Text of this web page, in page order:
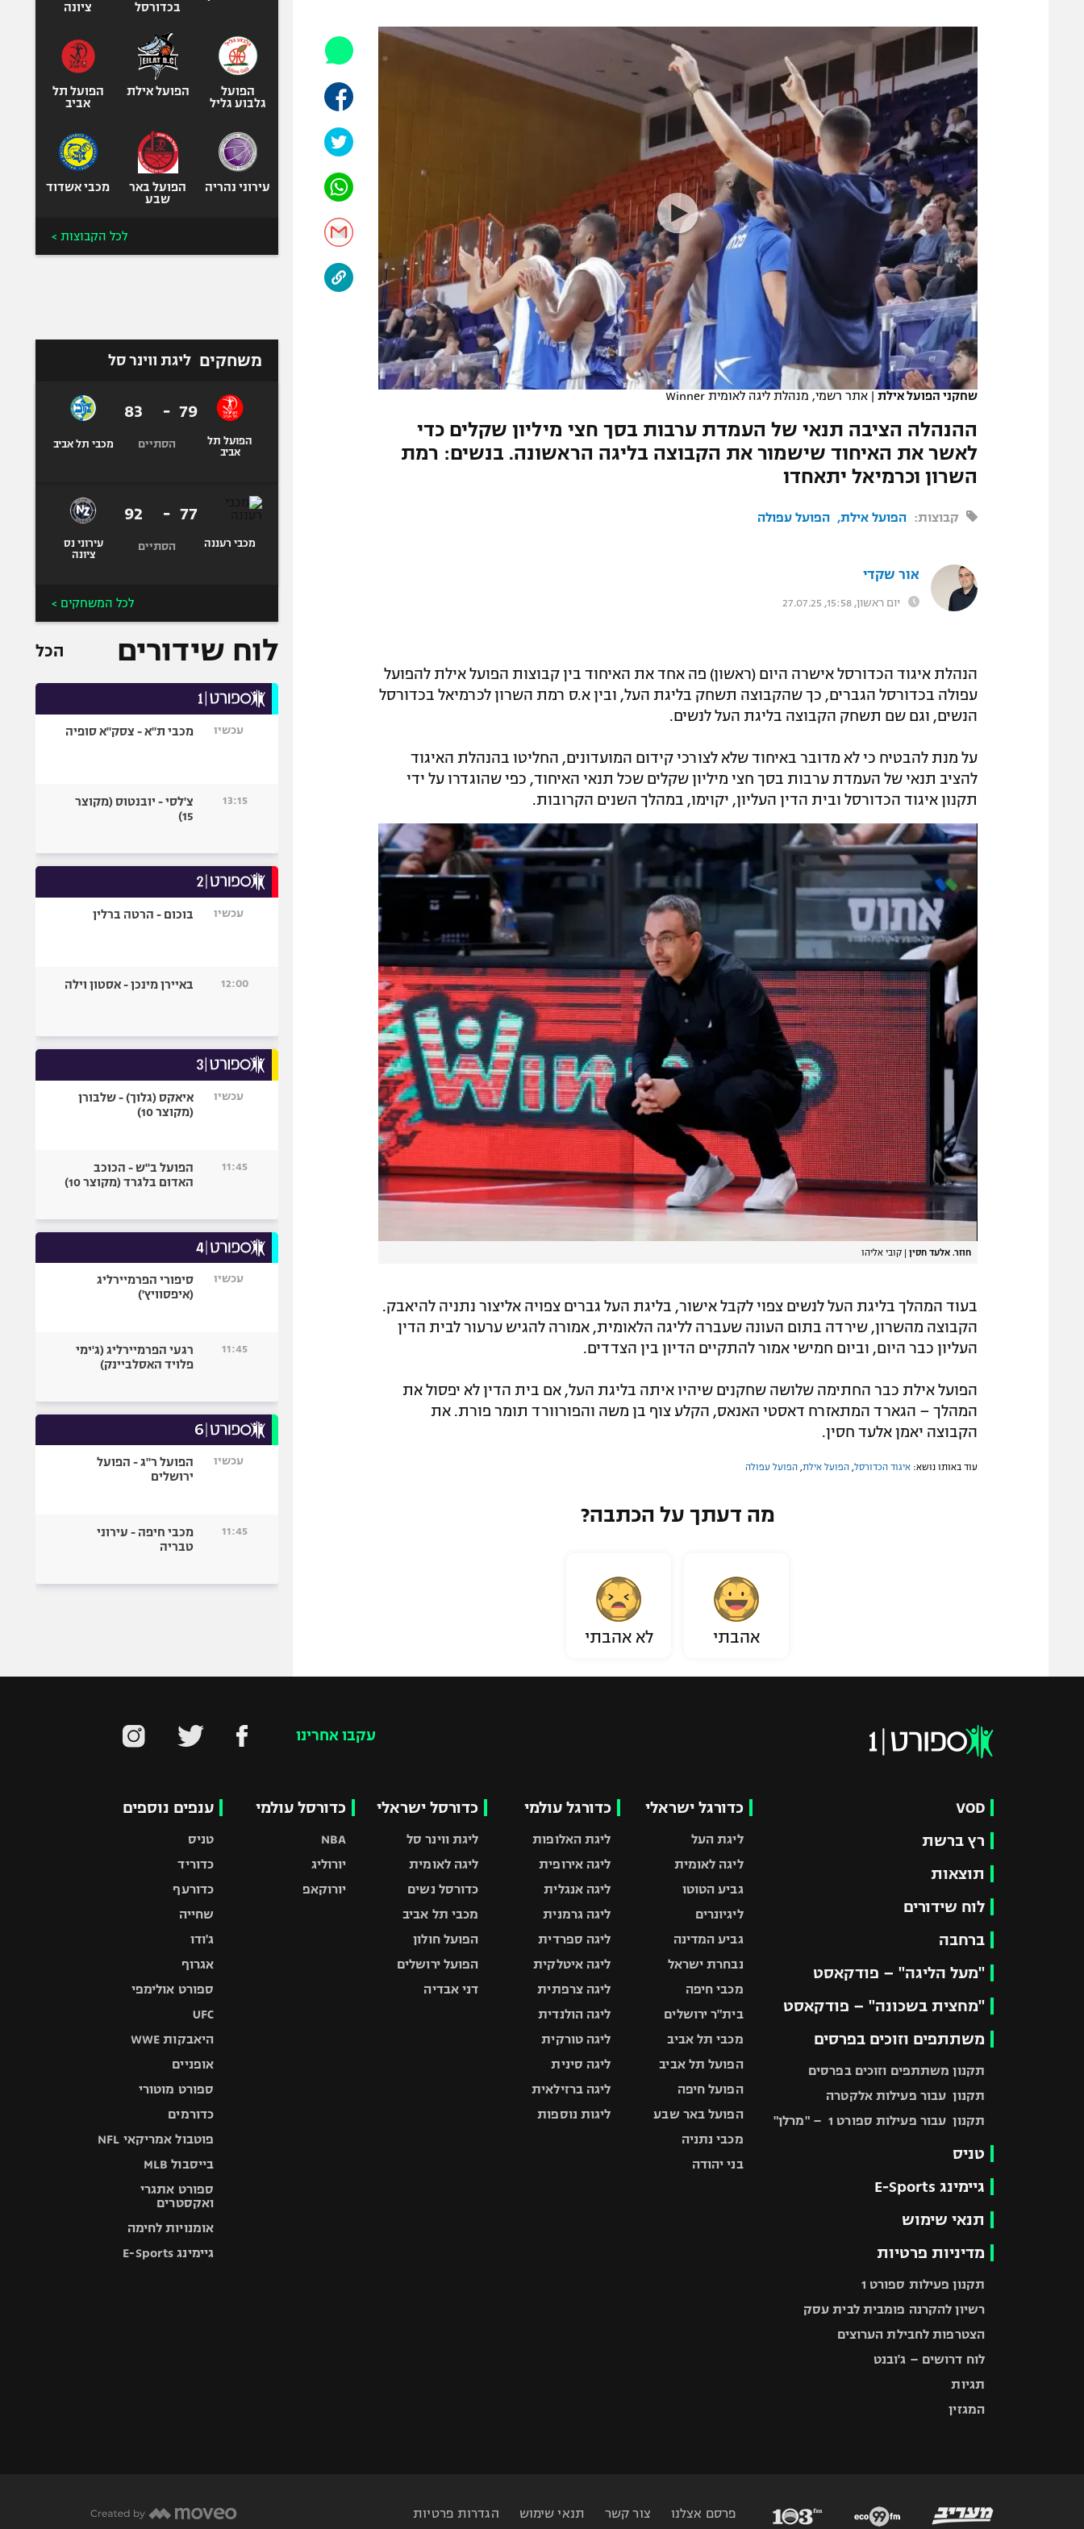
תקנון משתתפים וזוכים בפרסים
תקנון עבור פעילות אלקטרה
תקנון עבור פעילות ספורט 1 – "מרלן"
גיימינג E-Sports
תנאי שימוש
מדיניות פרטיות
תקנון פעילות ספורט 1
רשיון להקרנה פומבית לבית עסק
הצטרפות לחבילת הערוצים
לוח דרושים – ג'ובנט
תגיות
המגזין
הפועל תל אביב
הפועל חיפה
הפועל באר שבע
מכבי נתניה
בני יהודה
ליגה סינית
ליגות נוספות
ספורט מוטורי
כדורמים
ספורט אתגרי
ואקסטרים
אומנויות לחימה
שחקני הפועל אילת | אתר רשמי, מנהלת ליגה לאומית Winner
ההנהלה הציבה תנאי של העמדת ערבות בסך חצי מיליון שקלים כדי
לאשר את האיחוד שישמור את הקבוצה בליגה הראשונה. בנשים: רמת
השרון וכרמיאל יתאחדו
קבוצות: הפועל אילת הפועל עפולה
אור שקדי
יום ראשון, 15:58, 27.07.25
הנהלת איגוד הכדורסל אישרה היום (ראשון) פה אחד את האיחוד בין קבוצות הפועל אילת להפועל
עפולה בכדורסל הגברים, כך שהקבוצה תשחק בליגת העל, ובין א.ס רמת השרון לכרמיאל בכדורסל
הנשים, וגם שם תשחק הקבוצה בליגת העל לנשים.
על מנת להבטיח כי לא מדובר באיחוד שלא לצורכי קידום המועדונים, החליטו בהנהלת האיגוד
להציב תנאי של העמדת ערבות בסך חצי מיליון שקלים שכל תנאי האיחוד, כפי שהוגדרו על ידי
תקנון איגוד הכדורסל ובית הדין העליון, יקוימו, במהלך השנים הקרובות.
חוזר. אלעד חסין | קובי אליהו
בעוד המהלך בליגת העל לנשים צפוי לקבל אישור, בליגת העל גברים צפויה אליצור נתניה להיאבק.
הקבוצה מהשרון, שירדה בתום העונה שעברה לליגה הלאומית, אמורה להגיש ערעור לבית הדין
העליון כבר היום, וביום חמישי אמור להתקיים הדיון בין הצדדים.
הפועל אילת כבר החתימה שלושה שחקנים שיהיו איתה בליגת העל, אם בית הדין לא יפסול את
המהלך – הגארד המתאזרח דאסטי האנאס, הקלע צוף בן משה והפורוורד תומר פורת. את
הקבוצה יאמן אלעד חסין.
עוד באותו נושא: איגוד הכדורסל הפועל אילת הפועל עפולה
מה דעתך על הכתבה?
אהבתי לא אהבתי
בכדורסל
ציונה
הפועל
גלבוע גליל
הפועל אילת
הפועל תל
אביב
עירוני נהריה
הפועל באר
שבע
מכבי אשדוד
לכל הקבוצות >
משחקים ליגת ווינר סל
הפועל תל
אביב
79
-
83
הסתיים מכבי תל אביב
מכבי רעננה
77
-
92
הסתיים
עירוני נס
ציונה
לכל המשחקים >
לוח שידורים הכל
עכשיו מכבי ת"א - צסק"א סופיה
13:15
צ'לסי - יובנטוס (מקוצר
15)
עכשיו בוכום - הרטה ברלין
12:00 באיירן מינכן - אסטון וילה
עכשיו
איאקס (גלוך) - שלבורן
(מקוצר 10)
11:45
הפועל ב"ש - הכוכב
האדום בלגרד (מקוצר 10)
עכשיו
סיפורי הפרמיירליג
(איפסוויץ')
11:45
רגעי הפרמיירליג (ג'ימי
פלויד האסלביינק)
עכשיו
הפועל ר"ג - הפועל
ירושלים
11:45
מכבי חיפה - עירוני
טבריה
עקבו אחרינו
VOD
רץ ברשת
תוצאות
לוח שידורים
ברחבה
"מעל הליגה" – פודקאסט
"מחצית בשכונה" – פודקאסט
משתתפים וזוכים בפרסים
תקנון משתתפים וזוכים בפרסים
תקנון עבור פעילות אלקטרה
תקנון עבור פעילות ספורט 1 – "מרלן"
טניס
גיימינג E-Sports
תנאי שימוש
מדיניות פרטיות
תקנון פעילות ספורט 1
רשיון להקרנה פומבית לבית עסק
הצטרפות לחבילת הערוצים
לוח דרושים – ג'ובנט
תגיות
המגזין
כדורגל ישראלי
ליגת העל
ליגה לאומית
גביע הטוטו
ליגיונרים
גביע המדינה
נבחרת ישראל
מכבי חיפה
בית"ר ירושלים
מכבי תל אביב
הפועל תל אביב
הפועל חיפה
הפועל באר שבע
מכבי נתניה
בני יהודה
כדורגל עולמי
ליגת האלופות
ליגה אירופית
ליגה אנגלית
ליגה גרמנית
ליגה ספרדית
ליגה איטלקית
ליגה צרפתית
ליגה הולנדית
ליגה טורקית
ליגה סינית
ליגה ברזילאית
ליגות נוספות
כדורסל ישראלי
ליגת ווינר סל
ליגה לאומית
כדורסל נשים
מכבי תל אביב
הפועל חולון
הפועל ירושלים
דני אבדיה
כדורסל עולמי
NBA
יורוליג
יורוקאפ
ענפים נוספים
טניס
כדוריד
כדורעף
שחייה
ג'ודו
אגרוף
ספורט אולימפי
UFC
היאבקות WWE
אופניים
ספורט מוטורי
כדורמים
פוטבול אמריקאי NFL
בייסבול MLB
ספורט אתגרי
ואקסטרים
אומנויות לחימה
גיימינג E-Sports
פרסם אצלנו צור קשר תנאי שימוש הגדרות פרטיות